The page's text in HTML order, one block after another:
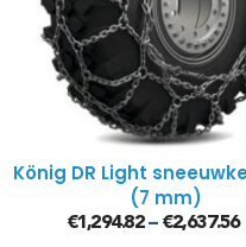
König DR Light
(7 mm)
€1,294.82–€2,637.56